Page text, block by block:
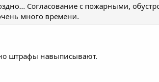
Согласование с пожарными,
много времени.
штрафы навыписывают.